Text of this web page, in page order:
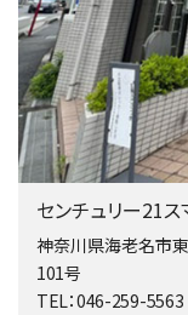
南側道路に面しており
第5位
開放感があり日当たり
センチュリー21
神奈川県海老名市
101号
TEL：046-259-5563